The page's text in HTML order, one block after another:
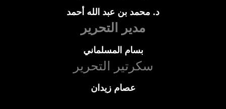
د. محمد بن عبد الله أحمد
مدير التحرير
بسام المسلماني
سكرتير التحرير
عصام زيدان